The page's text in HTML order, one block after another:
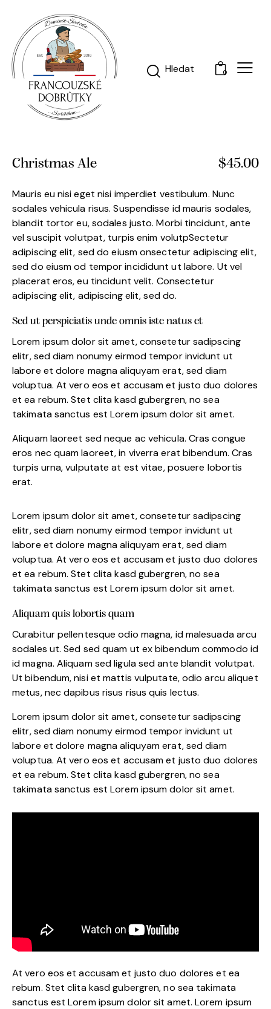
0
Christmas Ale $45.00
Mauris eu nisi eget nisi imperdiet vestibulum. Nunc
sodales vehicula risus. Suspendisse id mauris sodales,
blandit tortor eu, sodales justo. Morbi tincidunt, ante
vel suscipit volutpat, turpis enim volutpSectetur
adipiscing elit, sed do eiusm onsectetur adipiscing elit,
sed do eiusm od tempor incididunt ut labore. Ut vel
placerat eros, eu tincidunt velit. Consectetur
adipiscing elit, adipiscing elit, sed do.
Sed ut perspiciatis unde omnis iste natus et
Lorem ipsum dolor sit amet, consetetur sadipscing
elitr, sed diam nonumy eirmod tempor invidunt ut
labore et dolore magna aliquyam erat, sed diam
voluptua. At vero eos et accusam et justo duo dolores
et ea rebum. Stet clita kasd gubergren, no sea
takimata sanctus est Lorem ipsum dolor sit amet.
Aliquam laoreet sed neque ac vehicula. Cras congue
eros nec quam laoreet, in viverra erat bibendum. Cras
turpis urna, vulputate at est vitae, posuere lobortis
erat.
Lorem ipsum dolor sit amet, consetetur sadipscing
elitr, sed diam nonumy eirmod tempor invidunt ut
labore et dolore magna aliquyam erat, sed diam
voluptua. At vero eos et accusam et justo duo dolores
et ea rebum. Stet clita kasd gubergren, no sea
takimata sanctus est Lorem ipsum dolor sit amet.
Aliquam quis lobortis quam
Curabitur pellentesque odio magna, id malesuada arcu
sodales ut. Sed sed quam ut ex bibendum commodo id
id magna. Aliquam sed ligula sed ante blandit volutpat.
Ut bibendum, nisi et mattis vulputate, odio arcu aliquet
metus, nec dapibus risus risus quis lectus.
Lorem ipsum dolor sit amet, consetetur sadipscing
elitr, sed diam nonumy eirmod tempor invidunt ut
labore et dolore magna aliquyam erat, sed diam
voluptua. At vero eos et accusam et justo duo dolores
et ea rebum. Stet clita kasd gubergren, no sea
takimata sanctus est Lorem ipsum dolor sit amet.
At vero eos et accusam et justo duo dolores et ea
rebum. Stet clita kasd gubergren, no sea takimata
sanctus est Lorem ipsum dolor sit amet. Lorem ipsum